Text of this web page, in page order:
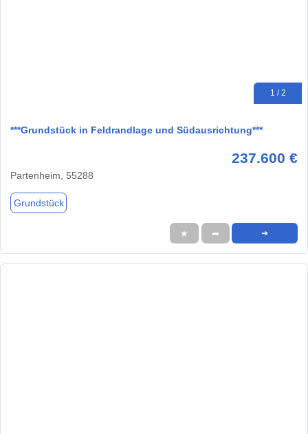
1 / 2
***Grundstück in Feldrandlage und Südausrichtung***
237.600 €
Partenheim, 55288
Grundstück
★ ➦ ➜